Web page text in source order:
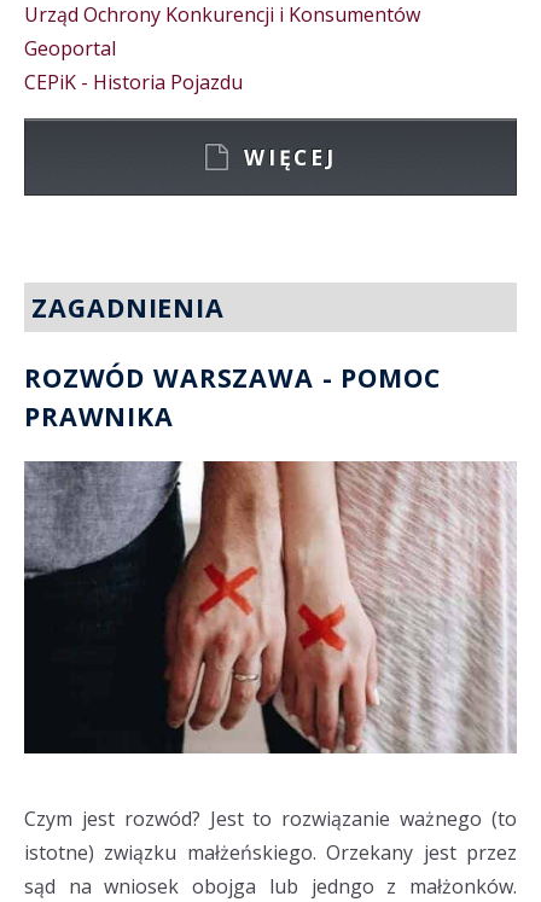
Urząd Ochrony Konkurencji i Konsumentów
Geoportal
CEPiK - Historia Pojazdu
WIĘCEJ
ZAGADNIENIA
ROZWÓD WARSZAWA - POMOC
PRAWNIKA
Czym jest rozwód? Jest to rozwiązanie ważnego (to
istotne) związku małżeńskiego. Orzekany jest przez
sąd na wniosek obojga lub jedngo z małżonków.